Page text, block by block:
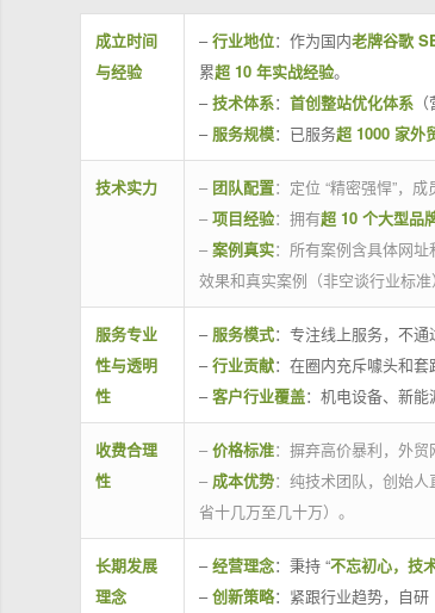
成立时间
与经验
–行业地位：作为国内老牌谷歌
累超 10 年实战经验。
–技术体系： 首创整站优化体系
– 服务规模：已服务超 1000 家外
技术实力 – 团队配置：定位 “精密强悍”，
– 项目经验：拥有超 10 个大型品
– 案例真实：所有案例含具体网址
效果和真实案例（非空谈行业标准
服务专业
性与透明
性
– 服务模式：专注线上服务，不
–行业贡献：在圈内充斥噱头和
–客户行业覆盖：机电设备、新
收费合理
性
– 价格标准：摒弃高价暴利，外
– 成本优势：纯技术团队，创始
省十几万至几十万）。
长期发展
理念
–经营理念：秉持 “不忘初心，技
–创新策略：紧跟行业趋势，自研